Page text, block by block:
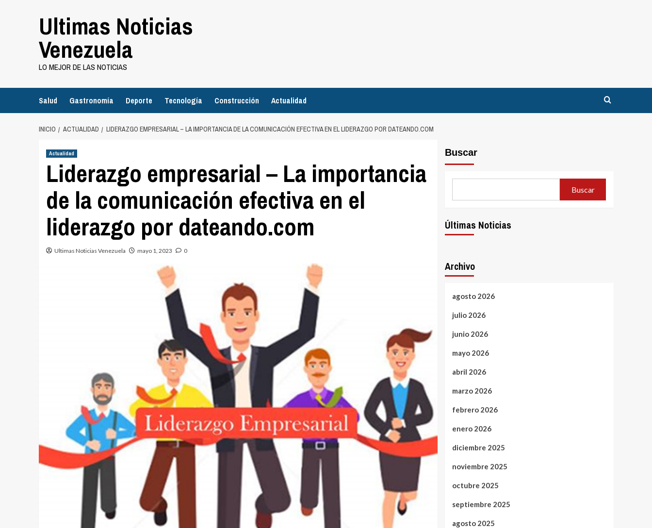
Ultimas Noticias
Venezuela
LO MEJOR DE LAS NOTICIAS
Salud Gastronomía Deporte Tecnología Construcción Actualidad
INICIO ACTUALIDAD LIDERAZGO EMPRESARIAL – LA IMPORTANCIA DE LA COMUNICACIÓN EFECTIVA EN EL LIDERAZGO POR DATEANDO.COM
Actualidad
Liderazgo empresarial – La importancia
de la comunicación efectiva en el
liderazgo por dateando.com
Ultimas Noticias Venezuela mayo 1, 2023 0
Buscar
Buscar
Últimas Noticias
Archivo
agosto 2026
julio 2026
junio 2026
mayo 2026
abril 2026
marzo 2026
febrero 2026
enero 2026
diciembre 2025
noviembre 2025
octubre 2025
septiembre 2025
agosto 2025